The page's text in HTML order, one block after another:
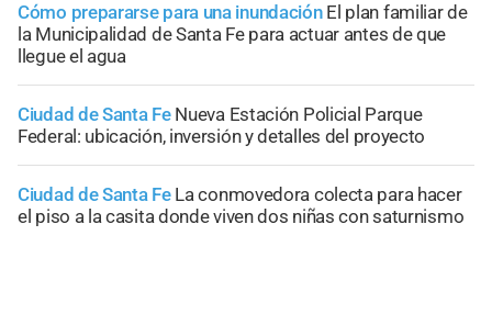
Cómo prepararse para una inundación El plan familiar de
la Municipalidad de Santa Fe para actuar antes de que
llegue el agua
Ciudad de Santa Fe Nueva Estación Policial Parque
Federal: ubicación, inversión y detalles del proyecto
Ciudad de Santa Fe La conmovedora colecta para hacer
el piso a la casita donde viven dos niñas con saturnismo